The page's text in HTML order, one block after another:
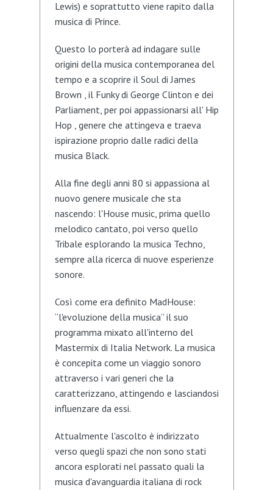
Lewis) e soprattutto viene rapito dalla
musica di Prince.
Questo lo porterà ad indagare sulle
origini della musica contemporanea del
tempo e a scoprire il Soul di James
Brown , il Funky di George Clinton e dei
Parliament, per poi appassionarsi all' Hip
Hop , genere che attingeva e traeva
ispirazione proprio dalle radici della
musica Black.
Alla fine degli anni 80 si appassiona al
nuovo genere musicale che sta
nascendo: l'House music, prima quello
melodico cantato, poi verso quello
Tribale esplorando la musica Techno,
sempre alla ricerca di nuove esperienze
sonore.
Così come era definito MadHouse:
“l'evoluzione della musica” il suo
programma mixato all'interno del
Mastermix di Italia Network. La musica
è concepita come un viaggio sonoro
attraverso i vari generi che la
caratterizzano, attingendo e lasciandosi
influenzare da essi.
Attualmente l'ascolto è indirizzato
verso quegli spazi che non sono stati
ancora esplorati nel passato quali la
musica d'avanguardia italiana di rock